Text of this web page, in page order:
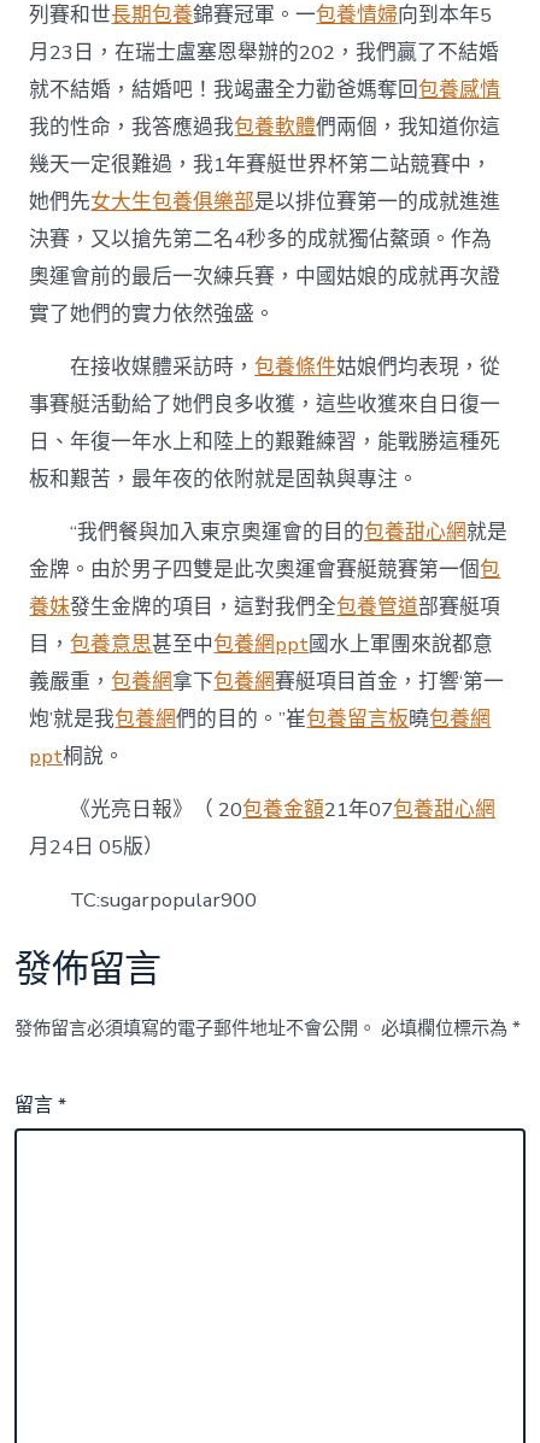
列賽和世長期包養錦賽冠軍。一包養情婦向到本年5
月23日，在瑞士盧塞恩舉辦的202，我們贏了不結婚
就不結婚，結婚吧！我竭盡全力勸爸媽奪回包養感情
我的性命，我答應過我包養軟體們兩個，我知道你這
幾天一定很難過，我1年賽艇世界杯第二站競賽中，
她們先女大生包養俱樂部是以排位賽第一的成就進進
決賽，又以搶先第二名4秒多的成就獨佔鰲頭。作為
奧運會前的最后一次練兵賽，中國姑娘的成就再次證
實了她們的實力依然強盛。
在接收媒體采訪時，包養條件姑娘們均表現，從
事賽艇活動給了她們良多收獲，這些收獲來自日復一
日、年復一年水上和陸上的艱難練習，能戰勝這種死
板和艱苦，最年夜的依附就是固執與專注。
“我們餐與加入東京奧運會的目的包養甜心網就是
金牌。由於男子四雙是此次奧運會賽艇競賽第一個包
養妹發生金牌的項目，這對我們全包養管道部賽艇項
目，包養意思甚至中包養網ppt國水上軍團來說都意
義嚴重，包養網拿下包養網賽艇項目首金，打響‘第一
炮’就是我包養網們的目的。”崔包養留言板曉包養網
ppt桐說。
《光亮日報》（ 20包養金額21年07包養甜心網
月24日 05版）
TC:sugarpopular900
發佈留言
發佈留言必須填寫的電子郵件地址不會公開。 必填欄位標示為*
留言*